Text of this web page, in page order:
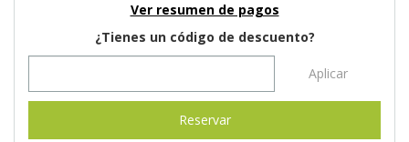
Ver resumen de pagos
¿Tienes un código de descuento?
Aplicar
Reservar